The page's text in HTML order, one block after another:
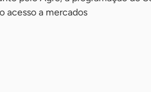
acesso a mercados